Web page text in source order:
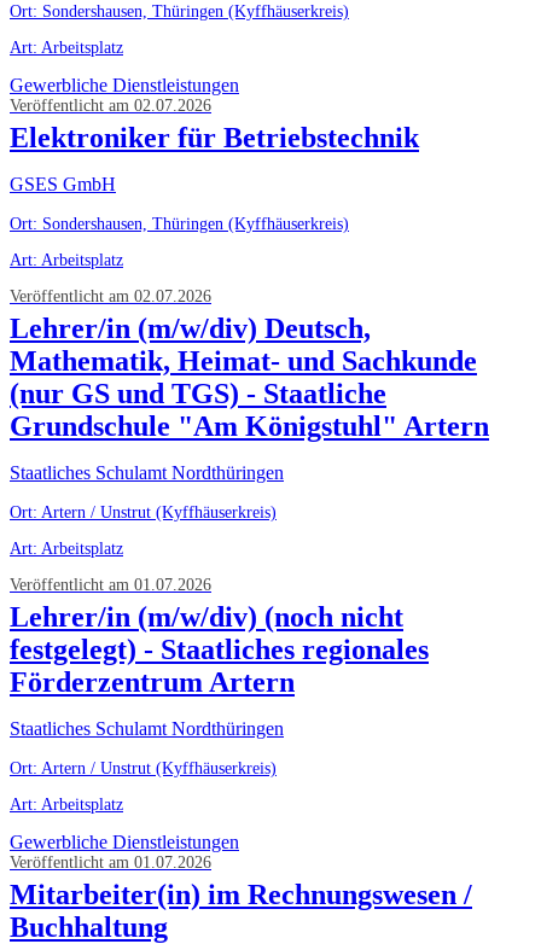
Ort: Sondershausen, Thüringen (Kyffhäuserkreis)
Art: Arbeitsplatz
Gewerbliche Dienstleistungen
Veröffentlicht am 02.07.2026
Elektroniker für Betriebstechnik
GSES GmbH
Ort: Sondershausen, Thüringen (Kyffhäuserkreis)
Art: Arbeitsplatz
Veröffentlicht am 02.07.2026
Lehrer/in (m/w/div) Deutsch,
Mathematik, Heimat- und Sachkunde
(nur GS und TGS) - Staatliche
Grundschule "Am Königstuhl" Artern
Staatliches Schulamt Nordthüringen
Ort: Artern / Unstrut (Kyffhäuserkreis)
Art: Arbeitsplatz
Veröffentlicht am 01.07.2026
Lehrer/in (m/w/div) (noch nicht
festgelegt) - Staatliches regionales
Förderzentrum Artern
Staatliches Schulamt Nordthüringen
Ort: Artern / Unstrut (Kyffhäuserkreis)
Art: Arbeitsplatz
Gewerbliche Dienstleistungen
Veröffentlicht am 01.07.2026
Mitarbeiter(in) im Rechnungswesen /
Buchhaltung